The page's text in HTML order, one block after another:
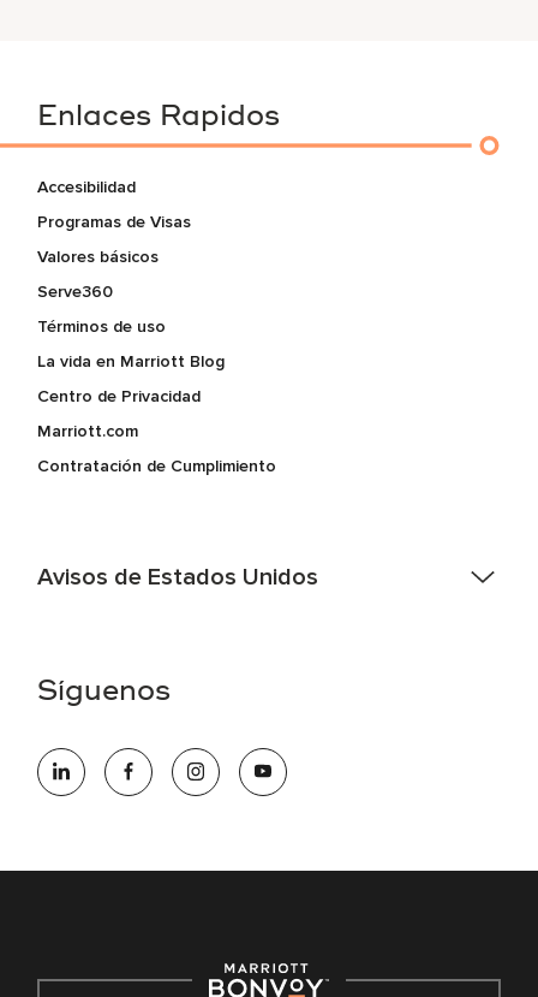
Enlaces Rapidos
Accesibilidad
Programas de Visas
Valores básicos
Serve360
Términos de uso
La vida en Marriott Blog
Centro de Privacidad
Marriott.com
Contratación de Cumplimiento
Avisos de Estados Unidos
electrónico hqaffirmativeaction@marriott.com
oportunidades que se compromete a contratar una fuerza
de trabajo diversa y a mantener una cultura inclusiva.
Derecho a trabajar inglés/español
Conozca sus derechos
Síguenos